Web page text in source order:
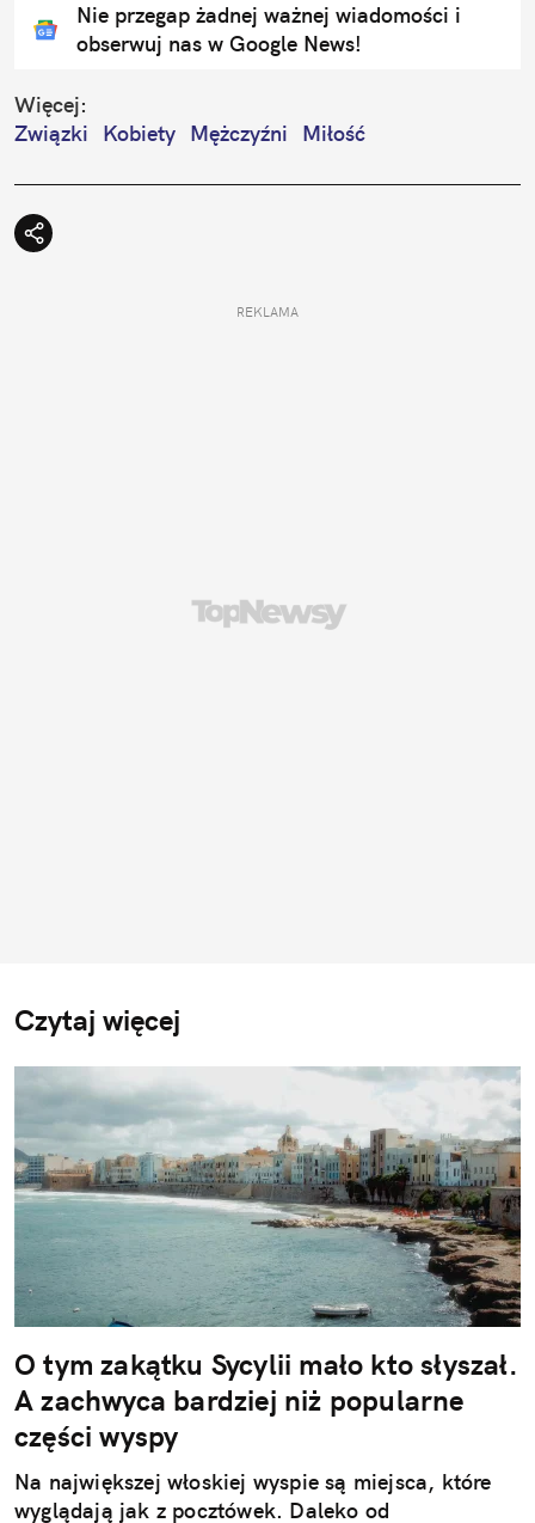
Nie przegap żadnej ważnej wiadomości i
obserwuj nas w Google News!
Więcej:
Związki
Kobiety Mężczyźni Miłość
REKLAMA
Czytaj więcej
O tym zakątku Sycylii mało kto słyszał.
A zachwyca bardziej niż popularne
części wyspy
Na największej włoskiej wyspie są miejsca, które
wyglądają jak z pocztówek. Daleko od